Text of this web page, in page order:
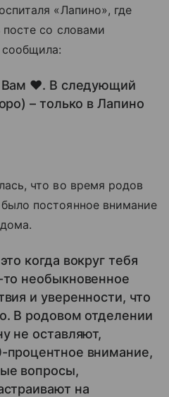
«Лапино», где
со словами
сообщила:
Вам ❤. В следующий
– только в Лапино
что во время родов
постоянное внимание
когда вокруг тебя
то необыкновенное
и уверенности, что
В родовом отделении
не оставляют,
процентное внимание,
вопросы,
на